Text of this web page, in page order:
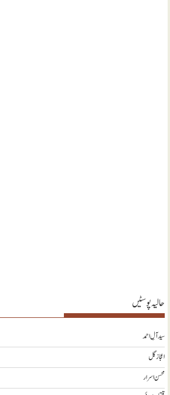
حالیہ پوسٹیں
سید آلِ احمد
اعجاز گل
محسن اسرار